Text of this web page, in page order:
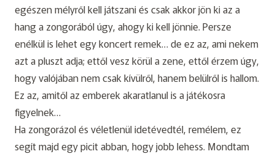
egészen mélyről kell játszani és csak akkor jön ki az a
hang a zongorából úgy, ahogy ki kell jönnie. Persze
enélkül is lehet egy koncert remek… de ez az, ami nekem
azt a pluszt adja; ettől vesz körül a zene, ettől érzem úgy,
hogy valójában nem csak kívülről, hanem belülről is hallom.
Ez az, amitől az emberek akaratlanul is a játékosra
figyelnek…
Ha zongorázol és véletlenül idetévedtél, remélem, ez
segít majd egy picit abban, hogy jobb lehess. Mondtam